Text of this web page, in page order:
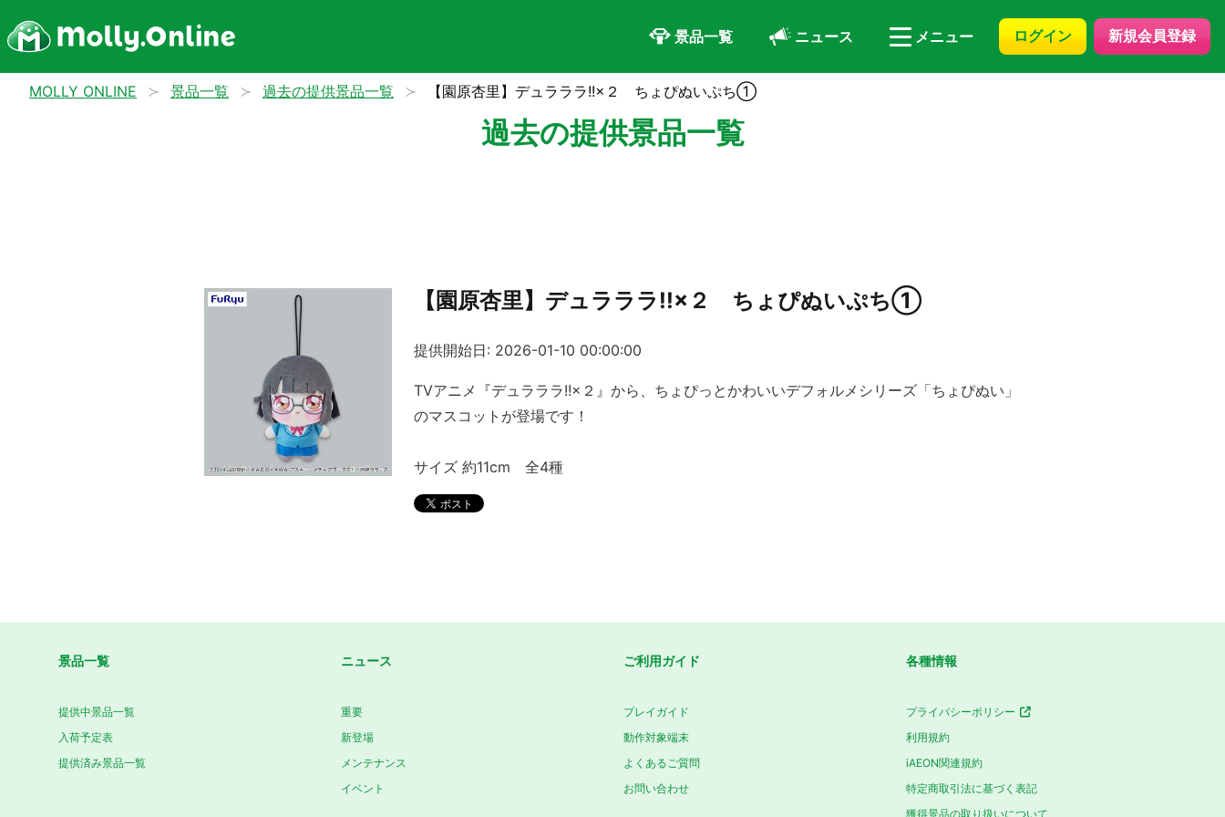
景品一覧 ニュース メニュー ログイン 新規会員登録
MOLLY ONLINE 景品一覧 過去の提供景品一覧 【園原杏里】デュラララ!!×２ ちょぴぬいぷち①
過去の提供景品一覧
【園原杏里】デュラララ!!×２ ちょぴぬいぷち①
提供開始日: 2026-01-10 00:00:00
TVアニメ『デュラララ!!×２』から、ちょぴっとかわいいデフォルメシリーズ「ちょぴぬい」
のマスコットが登場です！
サイズ 約11cm 全4種
景品一覧
提供中景品一覧
入荷予定表
提供済み景品一覧
ニュース
重要
新登場
メンテナンス
イベント
ご利用ガイド
プレイガイド
動作対象端末
よくあるご質問
お問い合わせ
各種情報
プライバシーポリシー
利用規約
iAEON関連規約
特定商取引法に基づく表記
獲得景品の取り扱いについて